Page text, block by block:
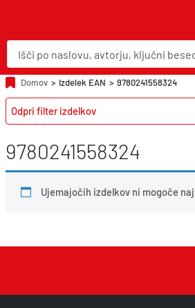
P
o
d
u
c
t
s
r
c
h
Domov > Izdelek EAN > 9780241558324
9780241558324
Ujemajočih izdelkov ni mogoče
Odpri filter izdelkov